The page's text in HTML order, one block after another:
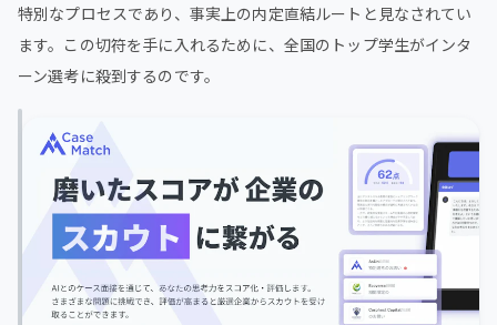
特別なプロセスであり、事実上の内定直結ルートと見なされてい
ます。この切符を手に入れるために、全国のトップ学生がインタ
ーン選考に殺到するのです。